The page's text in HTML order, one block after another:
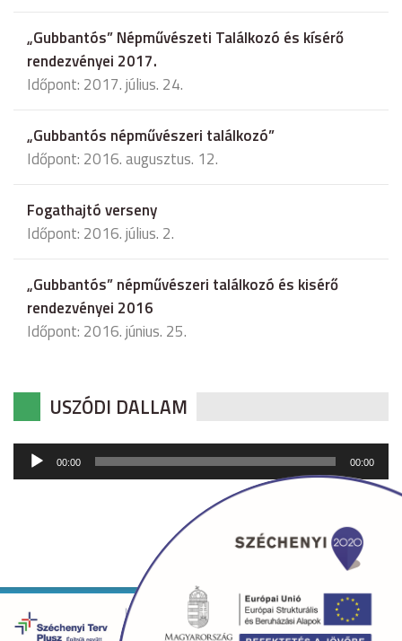
„Gubbantós” Népművészeti Találkozó és kísérő
rendezvényei 2017.
Időpont: 2017. július. 24.
„Gubbantós népművészeri találkozó”
Időpont: 2016. augusztus. 12.
Fogathajtó verseny
Időpont: 2016. július. 2.
„Gubbantós” népművészeri találkozó és kisérő
rendezvényei 2016
Időpont: 2016. június. 25.
USZÓDI DALLAM
Audió
lejátszó
00:00 00:00
Copyright © 2026 uszod.hu Minden jog fenntartva. •